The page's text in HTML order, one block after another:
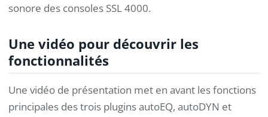
sonore des consoles SSL 4000.
Une vidéo pour découvrir les
fonctionnalités
Une vidéo de présentation met en avant les fonctions
principales des trois plugins autoEQ, autoDYN et